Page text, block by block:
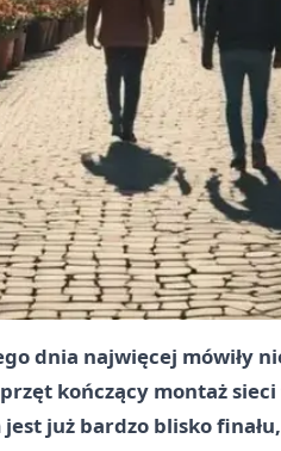
dnia najwięcej mówiły
kończący montaż
jest już bardzo blisko